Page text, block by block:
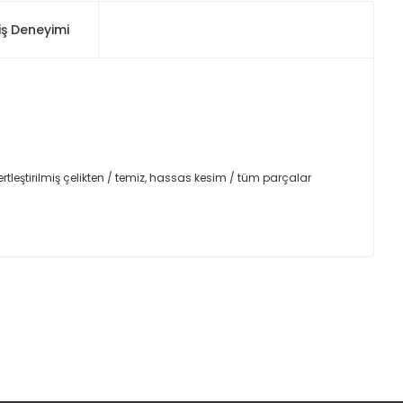
Deneyimi
çelikten / temiz, hassas kesim / tüm parçalar